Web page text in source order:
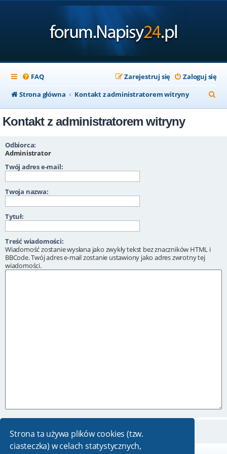
Strona ta używa plików cookies (tzw.
ciasteczka) w celach statystycznych,
FAQ Zaloguj się
Zarejestruj się
Strona główna
Kontakt z administratorem witryny
z
Kontakt z administratorem witryny
Odbiorca:
Administrator
Twój adres e-mail:
Twoja nazwa:
Tytuł:
Treść wiadomości:
Wiadomość zostanie wysłana jako zwykły tekst bez znaczników HTML i
BBCode. Twój adres e-mail zostanie ustawiony jako adres zwrotny tej
wiadomości.